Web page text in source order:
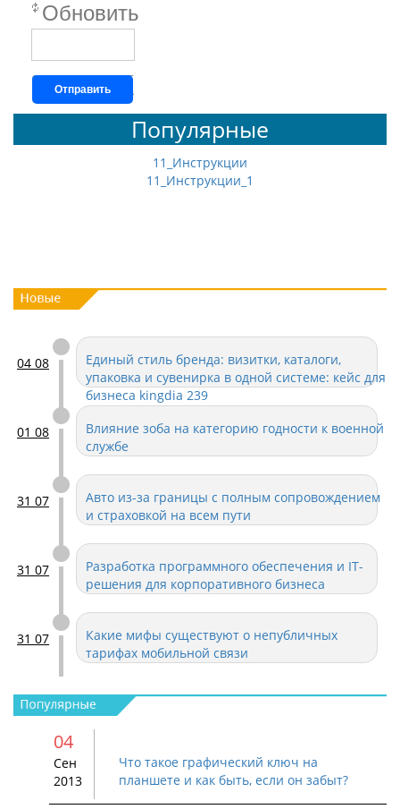
Обновить
Отправить
Популярные
11_Инструкции
11_Инструкции_1
04 08
Единый стиль бренда: визитки, каталоги,
упаковка и сувенирка в одной системе: кейс для
бизнеса kingdia 239
01 08
Влияние зоба на категорию годности к военной
службе
31 07
Авто из-за границы с полным сопровождением
и страховкой на всем пути
31 07
Разработка программного обеспечения и IT-
решения для корпоративного бизнеса
31 07
Какие мифы существуют о непубличных
тарифах мобильной связи
29 07
Электроизоляционные материалы: виды,
Офис IT-компании без мелочей: как выбрать и
купить кулер для воды, чтобы команда
04
Сен
2013
Что такое графический ключ на
планшете и как быть, если он забыт?